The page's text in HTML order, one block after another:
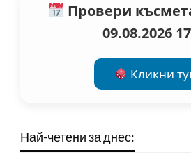
Провери
09.08.2026
Кликни
Най-четени за днес: